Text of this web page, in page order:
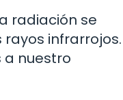
radiación se
infrarrojos.
nuestro